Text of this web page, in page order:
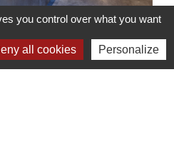
you control over what you want
all cookies Personalize